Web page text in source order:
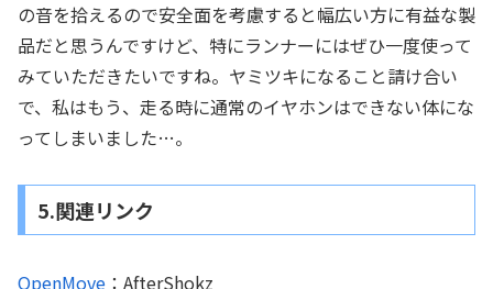
の音を拾えるので安全面を考慮すると幅広い方に有益な製
品だと思うんですけど、特にランナーにはぜひ一度使って
みていただきたいですね。ヤミツキになること請け合い
で、私はもう、走る時に通常のイヤホンはできない体にな
ってしまいました…。
5.関連リンク
OpenMove ：AfterShokz